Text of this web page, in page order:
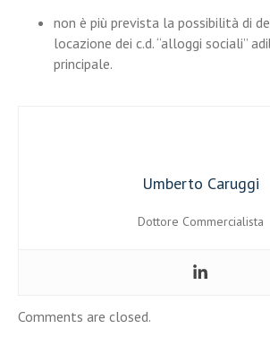
non è più prevista la possibilità di
locazione dei c.d. “alloggi sociali”
principale.
Umberto Caruggi
Dottore Commercialista
Comments are closed.